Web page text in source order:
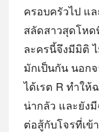
ครอบครัวไป แ
สลัดสาวสุดโห
ละครนี้จึงมีมิติ
มักเป็นกัน นอก
ได้เรต R ทำให้
น่ากลัว และยัง
ต่อสู้กับโจรที่เข้